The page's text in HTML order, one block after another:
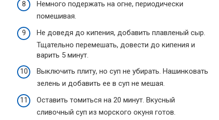
Немного подержать на огне, периодически
помешивая.
Не доведя до кипения, добавить плавленый сыр.
Тщательно перемешать, довести до кипения и
варить 5 минут.
Выключить плиту, но суп не убирать. Нашинковать
зелень и добавить ее в суп не мешая.
Оставить томиться на 20 минут. Вкусный
сливочный суп из морского окуня готов.